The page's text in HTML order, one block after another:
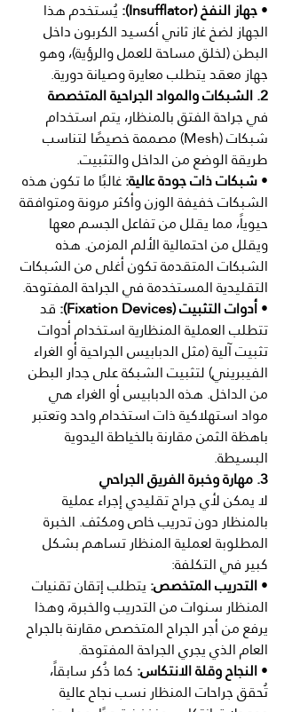
• جهاز النفخ (Insufflator): يُستخدم هذا
الجهاز لضخ غاز ثاني أكسيد الكربون داخل
البطن (لخلق مساحة للعمل والرؤية)، وهو
جهاز معقد يتطلب معايرة وصيانة دورية.
2. الشبكات والمواد الجراحية المتخصصة
في جراحة الفتق بالمنظار، يتم استخدام
شبكات (Mesh) مصممة خصيصًا لتناسب
طريقة الوضع من الداخل والتثبيت.
• شبكات ذات جودة عالية: غالبًا ما تكون هذه
الشبكات خفيفة الوزن وأكثر مرونة ومتوافقة
حيوياً، مما يقلل من تفاعل الجسم معها
ويقلل من احتمالية الألم المزمن. هذه
الشبكات المتقدمة تكون أغلى من الشبكات
التقليدية المستخدمة في الجراحة المفتوحة.
• أدوات التثبيت (Fixation Devices): قد
تتطلب العملية المنظارية استخدام أدوات
تثبيت آلية (مثل الدبابيس الجراحية أو الغراء
الفيبريني) لتثبيت الشبكة على جدار البطن
من الداخل. هذه الدبابيس أو الغراء هي
مواد استهلاكية ذات استخدام واحد وتعتبر
باهظة الثمن مقارنة بالخياطة اليدوية
البسيطة.
3. مهارة وخبرة الفريق الجراحي
لا يمكن لأي جراح تقليدي إجراء عملية
بالمنظار دون تدريب خاص ومكثف. الخبرة
المطلوبة لعملية المنظار تساهم بشكل
كبير في التكلفة:
• التدريب المتخصص: يتطلب إتقان تقنيات
المنظار سنوات من التدريب والخبرة، وهذا
يرفع من أجر الجراح المتخصص مقارنة بالجراح
العام الذي يجري الجراحة المفتوحة.
• النجاح وقلة الانتكاس: كما ذُكر سابقاً،
تُحقق جراحات المنظار نسب نجاح عالية